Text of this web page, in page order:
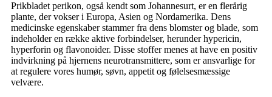
Prikbladet perikon, også kendt som Johannesurt, er en flerårig
plante, der vokser i Europa, Asien og Nordamerika. Dens
medicinske egenskaber stammer fra dens blomster og blade, som
indeholder en række aktive forbindelser, herunder hypericin,
hyperforin og flavonoider. Disse stoffer menes at have en positiv
indvirkning på hjernens neurotransmittere, som er ansvarlige for
at regulere vores humør, søvn, appetit og følelsesmæssige
velvære.